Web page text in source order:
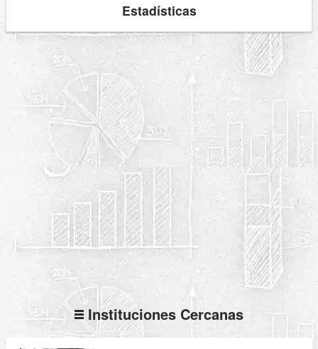
Estadísticas
Instituciones Cercanas